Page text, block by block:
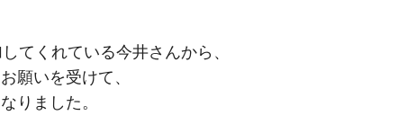
てくれている今井さんから、
願いを受けて、
りました。